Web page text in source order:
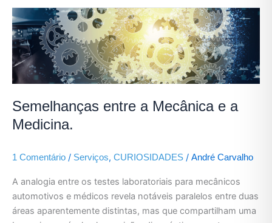
Semelhanças entre a Mecânica e a
Medicina.
1 Comentário / Serviços, CURIOSIDADES / André Carvalho
A analogia entre os testes laboratoriais para mecânicos
automotivos e médicos revela notáveis paralelos entre duas
áreas aparentemente distintas, mas que compartilham uma
Semelhanças
entre
a
Mecânica
e
Medicina.